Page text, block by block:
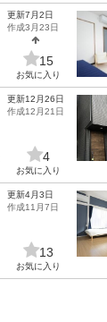
更新7月2日
作成3月23日
15
お気に入り
更新12月26日
作成12月21日
4
お気に入り
更新4月3日
作成11月7日
13
お気に入り